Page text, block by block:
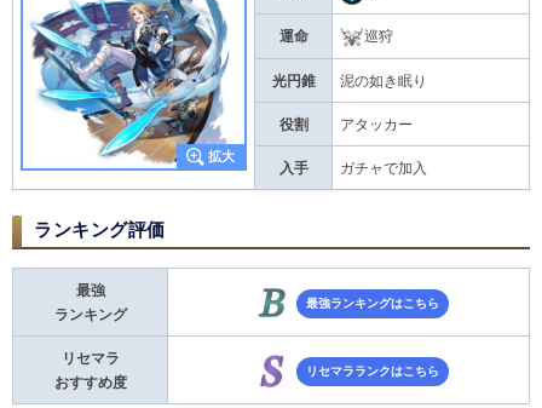
運命 巡狩
光円錐 泥の如き眠り
役割 アタッカー
入手 ガチャで加入
ランキング評価
最強
ランキング
最強ランキングはこちら
リセマラ
おすすめ度
リセマラランクはこちら